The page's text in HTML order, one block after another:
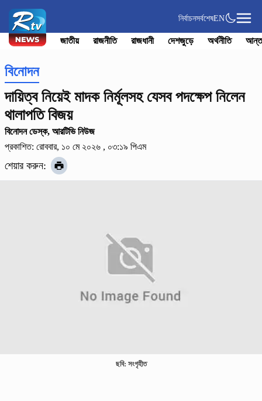
নির্বাচনসর্বশেষEN
জাতীয় রাজনীতি রাজধানী দেশজুড়ে অর্থনীতি
বিনোদন
দায়িত্ব নিয়েই মাদক নির্মূলসহ যেসব পদক্ষেপ নিলেন
থালাপতি বিজয়
বিনোদন ডেস্ক, আরটিভি নিউজ
প্রকাশিত: রোববার, ১০ মে ২০২৬ , ০৩:১৯ পিএম
শেয়ার করুন:
ছবি: সংগৃহীত